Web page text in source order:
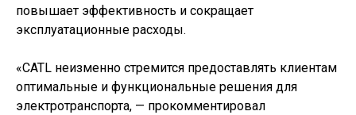
повышает эффективность и сокращает
эксплуатационные расходы.
«CATL неизменно стремится предоставлять клиентам
оптимальные и функциональные решения для
электротранспорта, — прокомментировал